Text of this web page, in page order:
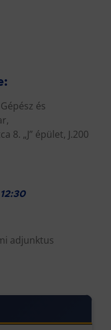
és
8. „J” épület, J.200
adjunktus